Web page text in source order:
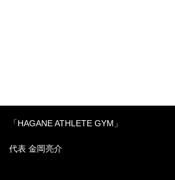
「HAGANE ATHLETE GYM」
代表 金岡亮介